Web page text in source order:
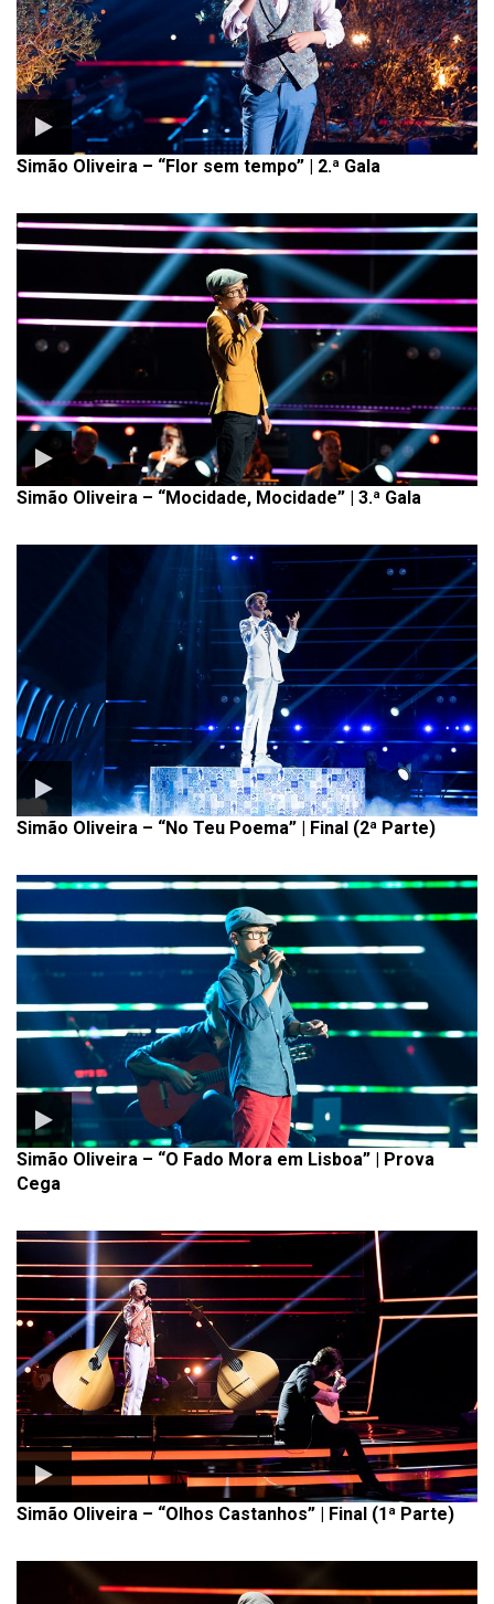
Simão Oliveira – “Flor sem tempo” | 2.ª Gala
Simão Oliveira – “Mocidade, Mocidade” | 3.ª Gala
Simão Oliveira – “No Teu Poema” | Final (2ª Parte)
Simão Oliveira – “O Fado Mora em Lisboa” | Prova
Cega
Simão Oliveira – “Olhos Castanhos” | Final (1ª Parte)